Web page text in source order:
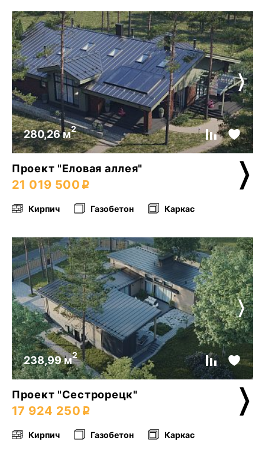
280,26 м2
Проект "Еловая аллея"
21 019 500
Кирпич Газобетон Каркас
238,99 м2
Проект "Сестрорецк"
17 924 250
Кирпич Газобетон Каркас